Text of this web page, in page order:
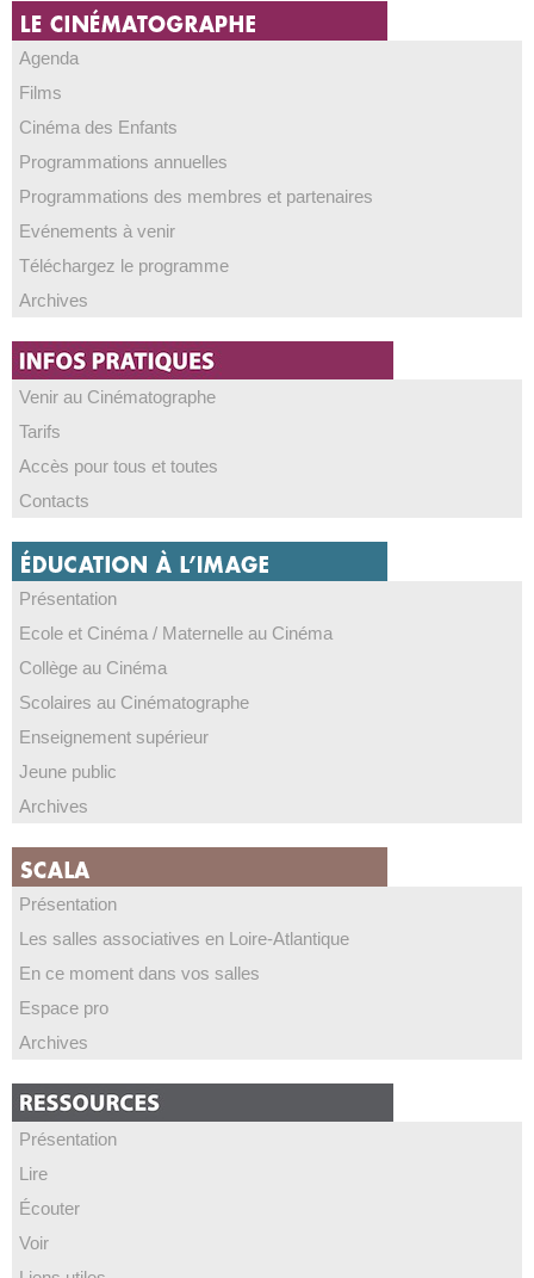
Agenda
Films
Cinéma des Enfants
Programmations annuelles
Programmations des membres et partenaires
Evénements à venir
Téléchargez le programme
Archives
Venir au Cinématographe
Tarifs
Accès pour tous et toutes
Contacts
Présentation
Ecole et Cinéma / Maternelle au Cinéma
Collège au Cinéma
Scolaires au Cinématographe
Enseignement supérieur
Jeune public
Archives
Présentation
Les salles associatives en Loire-Atlantique
En ce moment dans vos salles
Espace pro
Archives
Présentation
Lire
Écouter
Voir